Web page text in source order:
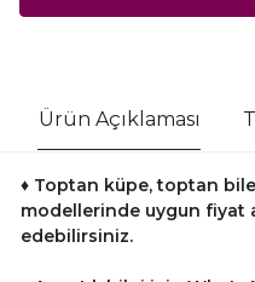
Ürün Açıklaması
♦ Toptan küpe, toptan
modellerinde uygun fiyat
edebilirsiniz.